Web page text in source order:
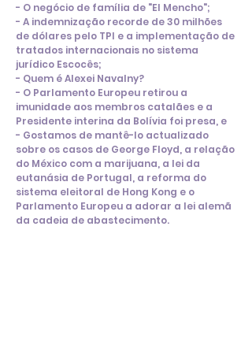
- O negócio de família de "El Mencho";
- A indemnização recorde de 30 milhões
de dólares pelo TPI e a implementação de
tratados internacionais no sistema
jurídico Escocês;
- Quem é Alexei Navalny?
- O Parlamento Europeu retirou a
imunidade aos membros catalães e a
Presidente interina da Bolívia foi presa, e
- Gostamos de mantê-lo actualizado
sobre os casos de George Floyd, a relação
do México com a marijuana, a lei da
eutanásia de Portugal, a reforma do
sistema eleitoral de Hong Kong e o
Parlamento Europeu a adorar a lei alemã
da cadeia de abastecimento.